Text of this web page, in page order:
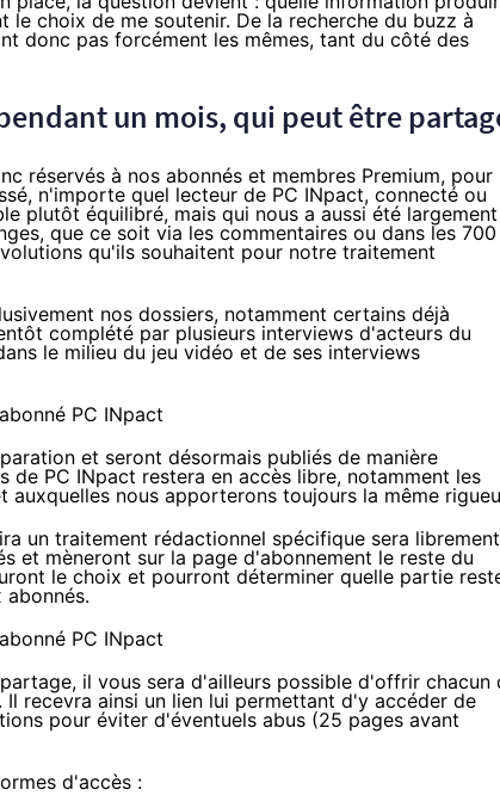
choix de me soutenir. De la recherche du buzz à
donc pas forcément les mêmes, tant du côté des
un mois, qui peut être
réservés à nos abonnés et membres Premium, pour
n'importe quel lecteur de PC INpact, connecté ou
plutôt équilibré, mais qui nous a aussi été largement
que ce soit via les commentaires ou dans les 700
qu'ils souhaitent pour notre traitement
nos dossiers, notamment certains déjà
complété par plusieurs interviews d'acteurs du
le milieu du jeu vidéo et de ses interviews
et seront désormais publiés de manière
PC INpact restera en accès libre, notamment les
nous apporterons toujours la même
un traitement rédactionnel spécifique sera librement
et mèneront sur la page d'abonnement le reste du
le choix et pourront déterminer quelle partie
il vous sera d'ailleurs possible d'offrir chacun
recevra ainsi un lien lui permettant d'y accéder de
pour éviter d'éventuels abus (25 pages avant
d'accès :